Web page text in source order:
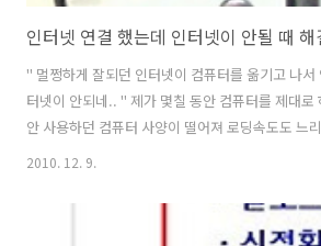
" 멀쩡하게 잘되던 인터넷이 컴퓨터를 옮기고 나서
터넷이 안되네.. " 제가 몇칠 동안 컴퓨터를 제대로
안 사용하던 컴퓨터 사양이 떨어져 로딩속도도 느
저와 동고동락했던 삼성컴퓨터이고 바로 옆에 있
로 분양(?)된 컴퓨터랍니다. 컴맹 수준인 새라새
2010. 12. 9.